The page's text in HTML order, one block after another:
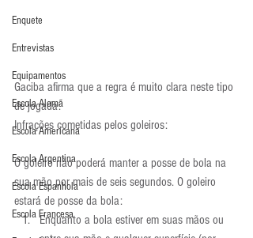
Enquete
Entrevistas
Equipamentos
Escola Alemã
Escola Americana
Escola Argentina
Escola Espanhola
Escola Francesa
Gaciba afirma que a regra é muito clara neste tipo
de jogada:
Infrações cometidas pelos goleiros:
O goleiro não poderá manter a posse de bola na
sua mão por mais de seis segundos. O goleiro
estará de posse da bola:
Enquanto a bola estiver em suas mãos ou